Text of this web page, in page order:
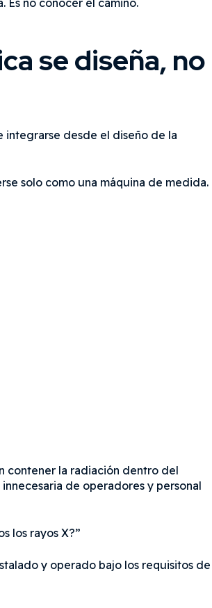
Es no conocer el camino.
se diseña, no
integrarse desde el diseño de la
solo como una máquina de medida.
contener la radiación dentro del
de operadores y personal
los rayos X?”
y operado bajo los requisitos de